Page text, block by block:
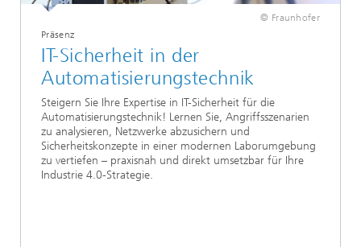
© Fraunhofer
Präsenz
IT-Sicherheit in der
Automatisierungstechnik
Steigern Sie Ihre Expertise in IT-Sicherheit für die
Automatisierungstechnik! Lernen Sie, Angriffsszenarien
zu analysieren, Netzwerke abzusichern und
Sicherheitskonzepte in einer modernen Laborumgebung
zu vertiefen – praxisnah und direkt umsetzbar für Ihre
Industrie 4.0-Strategie.